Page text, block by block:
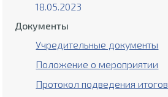
18.05.2023
Документы
Учредительные документы
Положение о мероприятии
Протокол подведения итогов